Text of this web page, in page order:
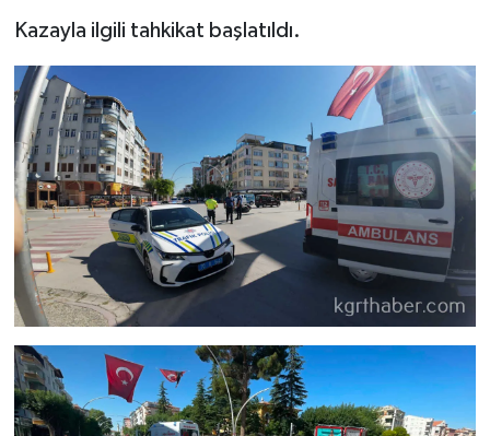
Kazayla ilgili tahkikat başlatıldı.